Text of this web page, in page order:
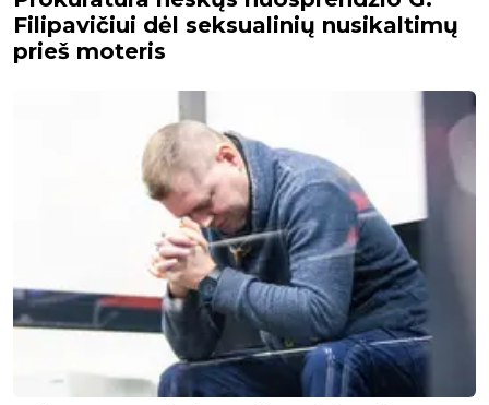
Filipavičiui dėl seksualinių nusikaltimų
prieš moteris